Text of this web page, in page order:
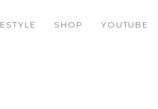
SHOP YOUTUBE